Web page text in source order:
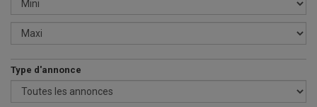
Type d'annonce